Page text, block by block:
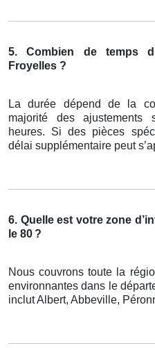
5. Combien de temps
Froyelles ?
La durée dépend de la
majorité des ajustements
heures. Si des pièces
délai supplémentaire peut
6. Quelle est votre zone
le 80 ?
Nous couvrons toute la
environnantes dans le
inclut Albert, Abbeville,